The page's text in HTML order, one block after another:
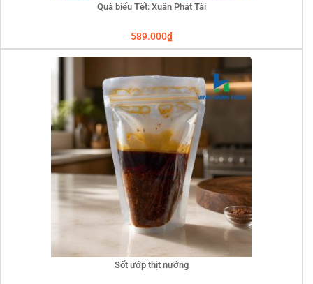
Quà biếu Tết: Xuân Phát Tài
589.000₫
Sốt ướp thịt nướng